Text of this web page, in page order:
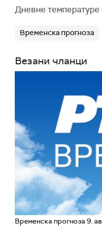
Дневне
Временска прогноза
Везани чланци
Временска прогноза 9.